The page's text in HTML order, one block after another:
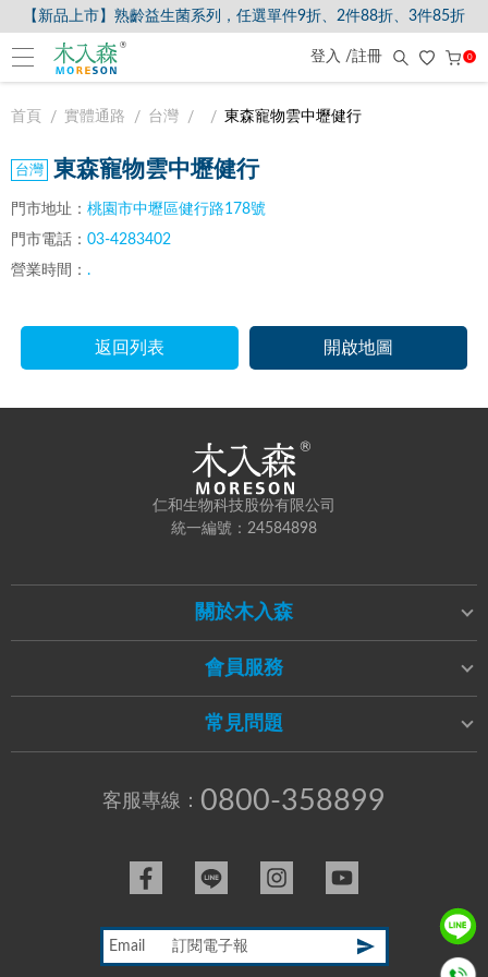
【新品上市】熟齡益生菌系列，任選單件9折、2件88折、3件85折
登入 /註冊 0
首頁 實體通路 台灣 東森寵物雲中壢健行
東森寵物雲中壢健行
門市地址： 桃園市中壢區健行路178號
門市電話： 03-4283402
營業時間： .
返回列表 開啟地圖
仁和生物科技股份有限公司
統一編號：24584898
關於木入森
會員服務
常見問題
客服專線： 0800-358899
Email